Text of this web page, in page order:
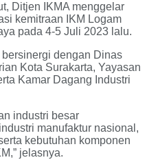
Ditjen IKMA menggelar
kemitraan IKM Logam
pada 4-5 Juli 2023 lalu.
dengan Dinas
Kota Surakarta, Yayasan
Kamar Dagang Industri
industri besar
manufaktur nasional,
kebutuhan komponen
jelasnya.